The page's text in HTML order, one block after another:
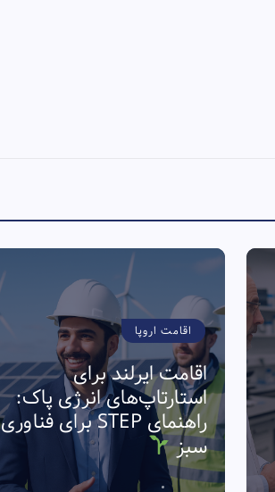
اقامت اروپا
اقامت ایرلند برای
استارتاپ‌های انرژی پاک:
راهنمای STEP برای فناوری
سبز